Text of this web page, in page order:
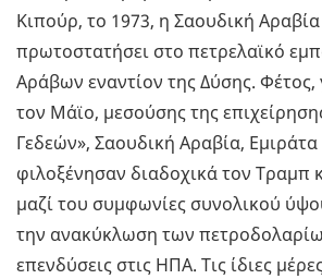
Κιπούρ, το 1973, η Σαουδική Αραβία
πρωτοστατήσει στο πετρελαϊκό
Αράβων εναντίον της Δύσης. Φέτος,
τον Μάϊο, μεσούσης της
Γεδεών», Σαουδική Αραβία,
φιλοξένησαν διαδοχικά τον Τραμπ
μαζί του συμφωνίες συνολικού
την ανακύκλωση των
επενδύσεις στις ΗΠΑ. Τις ίδιες